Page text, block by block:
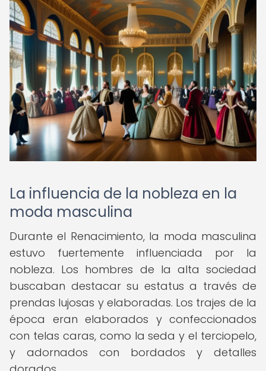
La influencia de la nobleza en la
moda masculina
Durante el Renacimiento, la moda masculina
estuvo fuertemente influenciada por la
nobleza. Los hombres de la alta sociedad
buscaban destacar su estatus a través de
prendas lujosas y elaboradas. Los trajes de la
época eran elaborados y confeccionados
con telas caras, como la seda y el terciopelo,
y adornados con bordados y detalles